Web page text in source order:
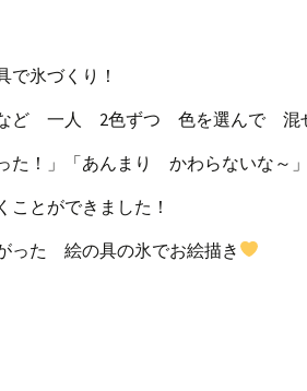
氷づくり！
ど 一人 2色ずつ 色を選んで 混
た！」「あんまり かわらないな～
ことができました！
った 絵の具の氷でお絵描き